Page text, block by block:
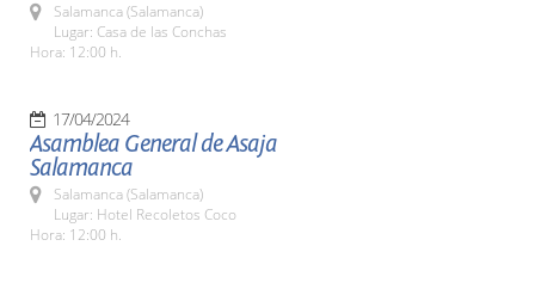
Salamanca (Salamanca)
Lugar: Casa de las Conchas
Hora: 12:00 h.
17/04/2024
Asamblea General de Asaja
Salamanca
Salamanca (Salamanca)
Lugar: Hotel Recoletos Coco
Hora: 12:00 h.